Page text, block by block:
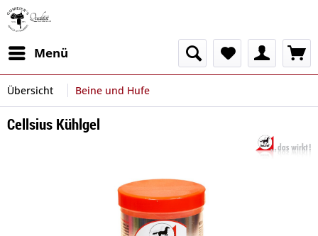
Menü
Übersicht Beine und Hufe
Cellsius Kühlgel